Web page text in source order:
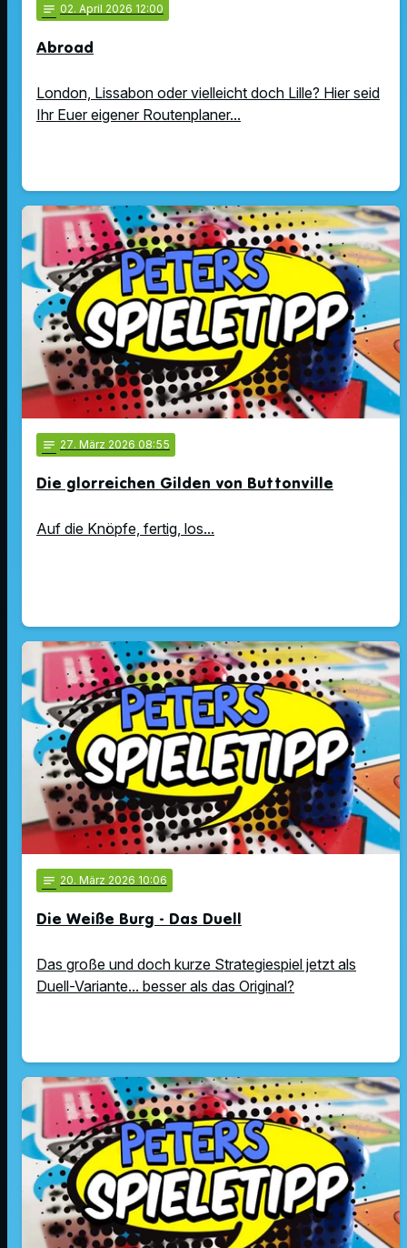
notes 02. April 2026 12:00
Abroad
London, Lissabon oder vielleicht doch Lille? Hier seid
Ihr Euer eigener Routenplaner...
notes 27. März 2026 08:55
Die glorreichen Gilden von Buttonville
Auf die Knöpfe, fertig, los...
notes 20. März 2026 10:06
Die Weiße Burg - Das Duell
Das große und doch kurze Strategiespiel jetzt als
Duell-Variante... besser als das Original?